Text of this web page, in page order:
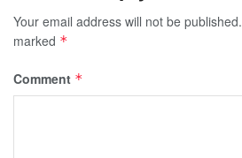
Your email address will not be published.
marked *
Comment *